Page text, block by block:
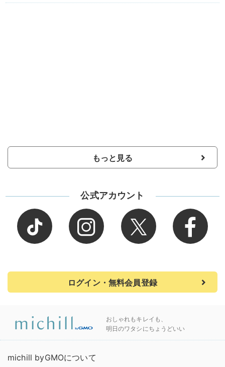
もっと見る
公式アカウント
ログイン・無料会員登録
おしゃれもキレイも、
明日のワタシにちょうどいい
michill byGMOについて